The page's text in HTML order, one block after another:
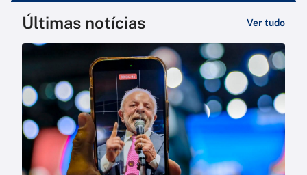
Últimas notícias Ver tudo